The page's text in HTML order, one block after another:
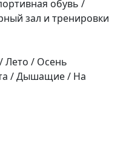
обувь /
зал и тренировки
Лето / Осень
/ Дышащие / На